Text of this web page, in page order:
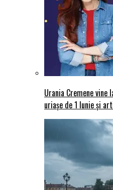
Urania Cremene vine
uriașe de 1 Iunie și